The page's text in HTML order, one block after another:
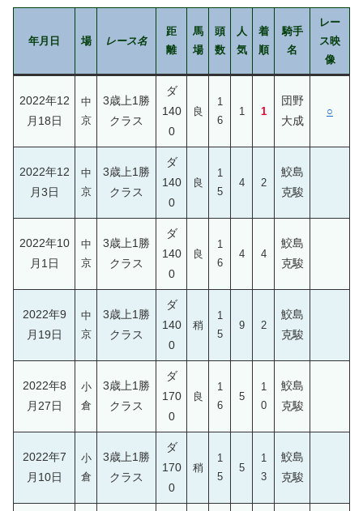
年月日 場 レース名
距
離
馬
場
頭
数
人
気
着
順
騎手
名
レー
ス映
像
2022年12
月18日
中
京
3歳上1勝
クラス
ダ
140
0
良
1
6
1 1
団野
大成
○
2022年12
月3日
中
京
3歳上1勝
クラス
ダ
140
0
良
1
5
4 2
鮫島
克駿
2022年10
月1日
中
京
3歳上1勝
クラス
ダ
140
0
良
1
6
4 4
鮫島
克駿
2022年9
月19日
中
京
3歳上1勝
クラス
ダ
140
0
稍
1
5
9 2
鮫島
克駿
2022年8
月27日
小
倉
3歳上1勝
クラス
ダ
170
0
良
1
6
5
1
0
鮫島
克駿
2022年7
月10日
小
倉
3歳上1勝
クラス
ダ
170
0
稍
1
5
5
1
3
鮫島
克駿